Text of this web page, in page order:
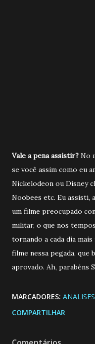
Vale a pena assistir? No
se você assim como eu
Nickelodeon ou Disney
Noobees etc. Eu assisti,
um filme preocupado
militar, o que nos
tornando a cada dia
filme nessa pegada, que
aprovado. Ah, parabéns
MARCADORES: ANALISES
COMPARTILHAR